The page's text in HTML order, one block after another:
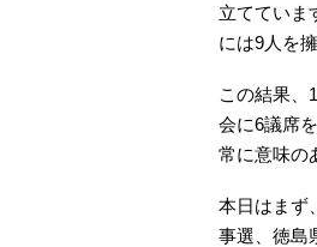
立てていま
には9人を
この結果、
会に6議席
常に意味の
本日はまず
事選、徳島